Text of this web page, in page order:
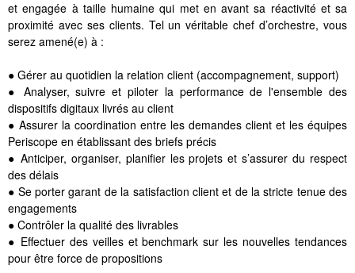
et engagée à taille humaine qui met en avant sa réactivité et sa
proximité avec ses clients. Tel un véritable chef d’orchestre, vous
serez amené(e) à :
● Gérer au quotidien la relation client (accompagnement, support)
● Analyser, suivre et piloter la performance de l'ensemble des
dispositifs digitaux livrés au client
● Assurer la coordination entre les demandes client et les équipes
Periscope en établissant des briefs précis
● Anticiper, organiser, planifier les projets et s’assurer du respect
des délais
● Se porter garant de la satisfaction client et de la stricte tenue des
engagements
● Contrôler la qualité des livrables
● Effectuer des veilles et benchmark sur les nouvelles tendances
pour être force de propositions